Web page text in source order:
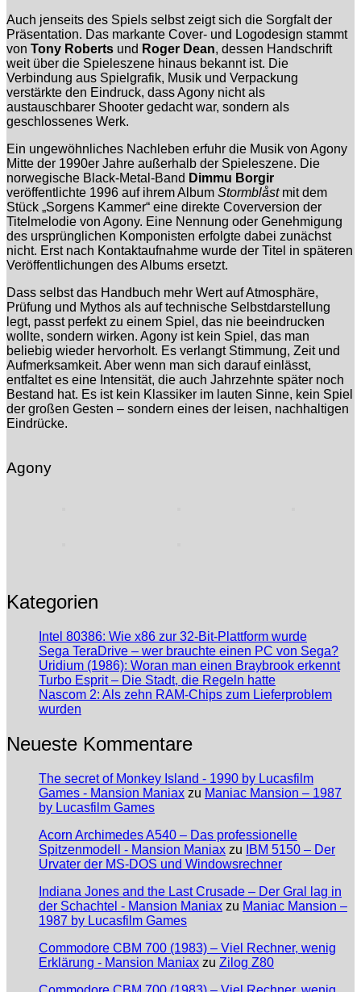
Auch jenseits des Spiels selbst zeigt sich die Sorgfalt der
Präsentation. Das markante Cover- und Logodesign stammt
von Tony Roberts und Roger Dean, dessen Handschrift
weit über die Spieleszene hinaus bekannt ist. Die
Verbindung aus Spielgrafik, Musik und Verpackung
verstärkte den Eindruck, dass Agony nicht als
austauschbarer Shooter gedacht war, sondern als
geschlossenes Werk.
Ein ungewöhnliches Nachleben erfuhr die Musik von Agony
Mitte der 1990er Jahre außerhalb der Spieleszene. Die
norwegische Black-Metal-Band Dimmu Borgir
veröffentlichte 1996 auf ihrem Album Stormblåstmit dem
Stück „Sorgens Kammer“ eine direkte Coverversion der
Titelmelodie von Agony. Eine Nennung oder Genehmigung
des ursprünglichen Komponisten erfolgte dabei zunächst
nicht. Erst nach Kontaktaufnahme wurde der Titel in späteren
Veröffentlichungen des Albums ersetzt.
Dass selbst das Handbuch mehr Wert auf Atmosphäre,
Prüfung und Mythos als auf technische Selbstdarstellung
legt, passt perfekt zu einem Spiel, das nie beeindrucken
wollte, sondern wirken. Agony ist kein Spiel, das man
beliebig wieder hervorholt. Es verlangt Stimmung, Zeit und
Aufmerksamkeit. Aber wenn man sich darauf einlässt,
entfaltet es eine Intensität, die auch Jahrzehnte später noch
Bestand hat. Es ist kein Klassiker im lauten Sinne, kein Spiel
der großen Gesten – sondern eines der leisen, nachhaltigen
Eindrücke.
Agony
Kategorien
Intel 80386: Wie x86 zur 32-Bit-Plattform wurde
Sega TeraDrive – wer brauchte einen PC von Sega?
Uridium (1986): Woran man einen Braybrook erkennt
Turbo Esprit – Die Stadt, die Regeln hatte
Nascom 2: Als zehn RAM-Chips zum Lieferproblem
wurden
Neueste Kommentare
The secret of Monkey Island - 1990 by Lucasfilm
Games - Mansion Maniax zu Maniac Mansion – 1987
by Lucasfilm Games
Acorn Archimedes A540 – Das professionelle
Spitzenmodell - Mansion Maniax zu
IBM 5150 – Der
Urvater der MS-DOS und Windowsrechner
Indiana Jones and the Last Crusade – Der Gral lag in
der Schachtel - Mansion Maniax zu Maniac Mansion –
1987 by Lucasfilm Games
Commodore CBM 700 (1983) – Viel Rechner, wenig
Erklärung - Mansion Maniax zu Zilog Z80